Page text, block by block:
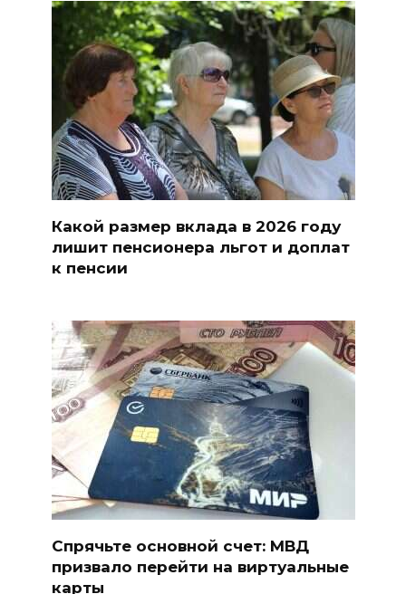
Какой размер вклада в 2026 году
лишит пенсионера льгот и доплат
к пенсии
Спрячьте основной счет: МВД
призвало перейти на виртуальные
карты